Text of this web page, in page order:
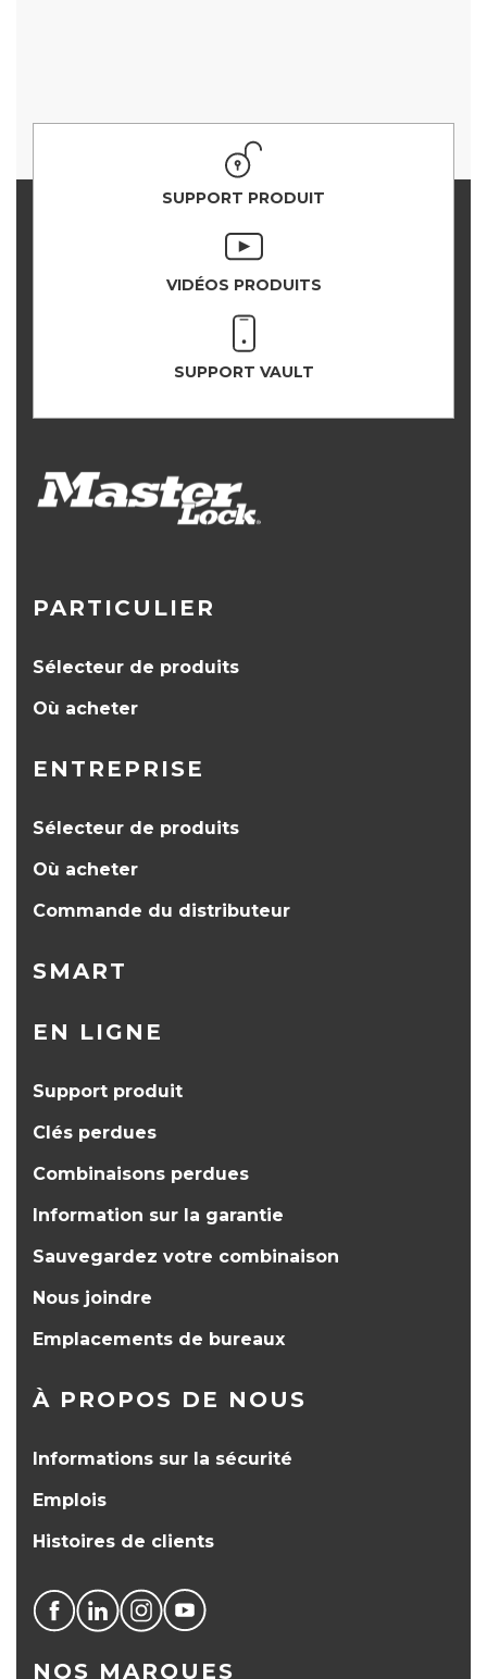
SUPPORT PRODUIT
VIDÉOS PRODUITS
SUPPORT VAULT
PARTICULIER
Sélecteur de produits
Où acheter
ENTREPRISE
Sélecteur de produits
Où acheter
Commande du distributeur
SMART
EN LIGNE
Support produit
Clés perdues
Combinaisons perdues
Information sur la garantie
Sauvegardez votre combinaison
Nous joindre
Emplacements de bureaux
À PROPOS DE NOUS
Informations sur la sécurité
Emplois
Histoires de clients
NOS MARQUES